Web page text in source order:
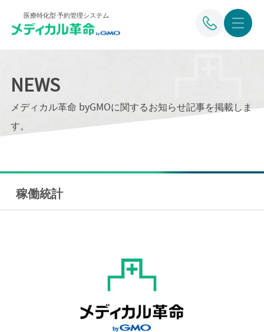
医療特化型 予約管理システム
NEWS
メディカル革命 byGMOに関するお知らせ記事を掲載しま
す。
稼働統計